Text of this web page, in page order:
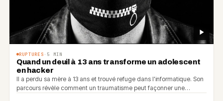
RUPTURES · 5 MIN
Quand un deuil à 13 ans transforme un adolescent
en hacker
Il a perdu sa mère à 13 ans et trouvé refuge dans l'informatique. Son
parcours révèle comment un traumatisme peut façonner une